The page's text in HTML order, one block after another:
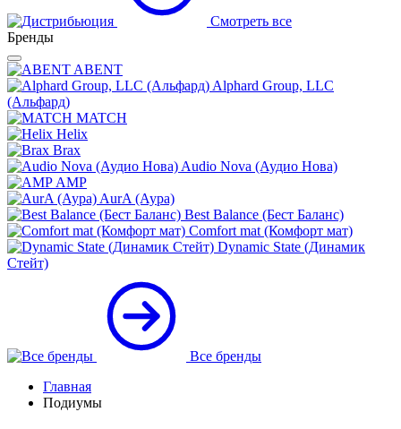
Смотреть все
Бренды
ABENT
Alphard Group, LLC
(Альфард)
MATCH
Helix
Brax
Audio Nova (Аудио Нова)
AMP
AurA (Аура)
Best Balance (Бест Баланс)
Comfort mat (Комфорт мат)
Dynamic State (Динамик
Стейт)
Все бренды
Главная
Подиумы